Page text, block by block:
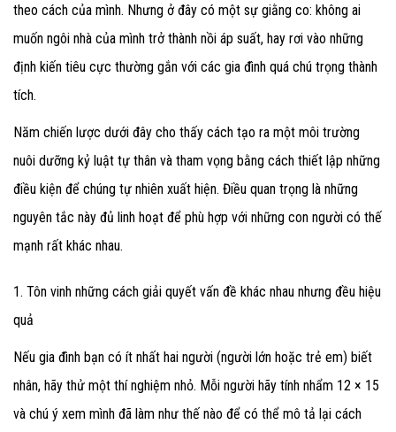
theo cách của mình. Nhưng ở đây có một sự giằng co: không ai
muốn ngôi nhà của mình trở thành nồi áp suất, hay rơi vào những
định kiến tiêu cực thường gắn với các gia đình quá chú trọng thành
tích.
Năm chiến lược dưới đây cho thấy cách tạo ra một môi trường
nuôi dưỡng kỷ luật tự thân và tham vọng bằng cách thiết lập những
điều kiện để chúng tự nhiên xuất hiện. Điều quan trọng là những
nguyên tắc này đủ linh hoạt để phù hợp với những con người có thế
mạnh rất khác nhau.
1. Tôn vinh những cách giải quyết vấn đề khác nhau nhưng đều hiệu
quả
Nếu gia đình bạn có ít nhất hai người (người lớn hoặc trẻ em) biết
nhân, hãy thử một thí nghiệm nhỏ. Mỗi người hãy tính nhẩm 12 × 15
và chú ý xem mình đã làm như thế nào để có thể mô tả lại cách